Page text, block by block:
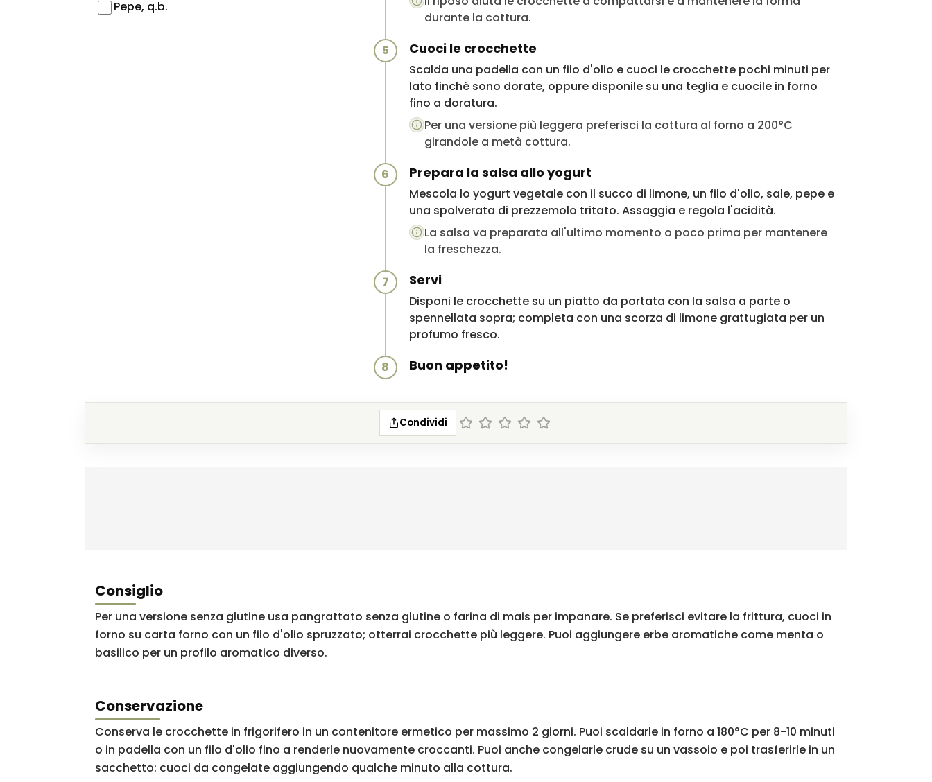
Pepe, q.b.
durante la cottura.
5 Cuoci le crocchette
Scalda una padella con un filo d'olio e cuoci le crocchette pochi minuti per
lato finché sono dorate, oppure disponile su una teglia e cuocile in forno
fino a doratura.
Per una versione più leggera preferisci la cottura al forno a 200°C
girandole a metà cottura.
6 Prepara la salsa allo yogurt
Mescola lo yogurt vegetale con il succo di limone, un filo d'olio, sale, pepe e
una spolverata di prezzemolo tritato. Assaggia e regola l'acidità.
La salsa va preparata all'ultimo momento o poco prima per mantenere
la freschezza.
7 Servi
Disponi le crocchette su un piatto da portata con la salsa a parte o
spennellata sopra; completa con una scorza di limone grattugiata per un
profumo fresco.
8 Buon appetito!
Condividi
Consiglio
Per una versione senza glutine usa pangrattato senza glutine o farina di mais per impanare. Se preferisci evitare la frittura, cuoci in
forno su carta forno con un filo d'olio spruzzato; otterrai crocchette più leggere. Puoi aggiungere erbe aromatiche come menta o
basilico per un profilo aromatico diverso.
Conservazione
Conserva le crocchette in frigorifero in un contenitore ermetico per massimo 2 giorni. Puoi scaldarle in forno a 180°C per 8-10 minuti
o in padella con un filo d'olio fino a renderle nuovamente croccanti. Puoi anche congelarle crude su un vassoio e poi trasferirle in un
sacchetto: cuoci da congelate aggiungendo qualche minuto alla cottura.